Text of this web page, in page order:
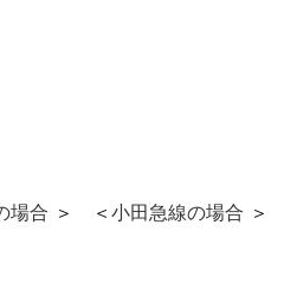
場合 ＞ ＜ 小田急線の場合 ＞